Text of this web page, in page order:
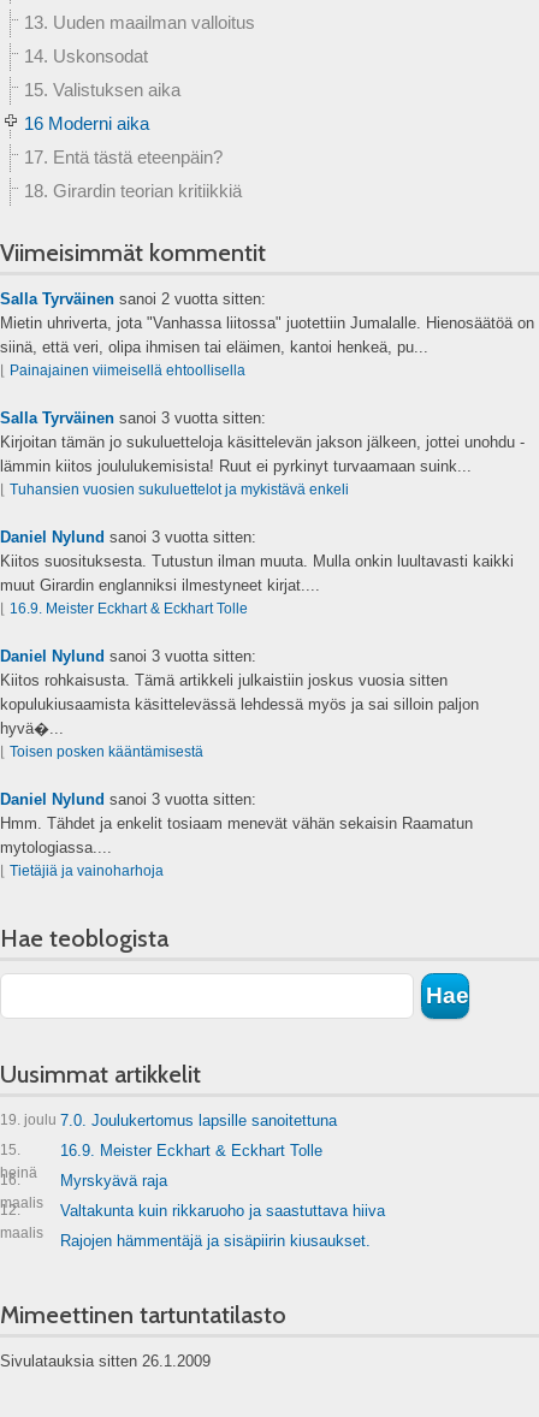
13. Uuden maailman valloitus
14. Uskonsodat
15. Valistuksen aika
16 Moderni aika
17. Entä tästä eteenpäin?
18. Girardin teorian kritiikkiä
Viimeisimmät kommentit
Salla Tyrväinen sanoi 2 vuotta sitten:
Mietin uhriverta, jota "Vanhassa liitossa" juotettiin Jumalalle. Hienosäätöä on
siinä, että veri, olipa ihmisen tai eläimen, kantoi henkeä, pu...
Painajainen viimeisellä ehtoollisella
Salla Tyrväinen sanoi 3 vuotta sitten:
Kirjoitan tämän jo sukuluetteloja käsittelevän jakson jälkeen, jottei unohdu -
lämmin kiitos joululukemisista! Ruut ei pyrkinyt turvaamaan suink...
Tuhansien vuosien sukuluettelot ja mykistävä enkeli
Daniel Nylund sanoi 3 vuotta sitten:
Kiitos suosituksesta. Tutustun ilman muuta. Mulla onkin luultavasti kaikki
muut Girardin englanniksi ilmestyneet kirjat....
16.9. Meister Eckhart & Eckhart Tolle
Daniel Nylund sanoi 3 vuotta sitten:
Kiitos rohkaisusta. Tämä artikkeli julkaistiin joskus vuosia sitten
kopulukiusaamista käsittelevässä lehdessä myös ja sai silloin paljon
hyvä�...
Toisen posken kääntämisestä
Daniel Nylund sanoi 3 vuotta sitten:
Hmm. Tähdet ja enkelit tosiaam menevät vähän sekaisin Raamatun
mytologiassa....
Tietäjiä ja vainoharhoja
Hae teoblogista
Uusimmat artikkelit
19. joulu 7.0. Joulukertomus lapsille sanoitettuna
15.
heinä
16.9. Meister Eckhart & Eckhart Tolle
16.
maalis
Myrskyävä raja
12.
maalis
Valtakunta kuin rikkaruoho ja saastuttava hiiva
Rajojen hämmentäjä ja sisäpiirin kiusaukset.
Mimeettinen tartuntatilasto
Sivulatauksia sitten 26.1.2009